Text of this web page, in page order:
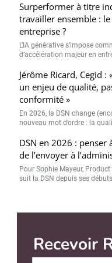
Surperformer à titre
travailler ensemble : le
entreprise ?
L’IA générative s’impose
d’accélération majeur en
Jérôme Ricard, Cegid :
un enjeu de qualité,
conformité »
En 2026, la DSN change
nouveau mot d’ordre : la
DSN en 2026 : penser
de l’envoyer à
Pour Sophie Mayeur,
suit la DSN depuis ses